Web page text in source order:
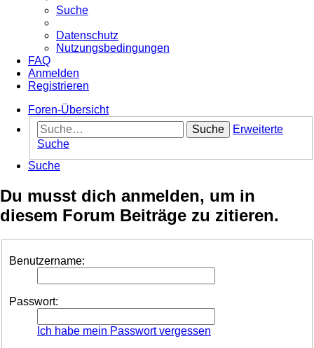
Suche
Datenschutz
Nutzungsbedingungen
FAQ
Anmelden
Registrieren
Foren-Übersicht
Suche
Erweiterte
Suche
Suche
Du musst dich anmelden, um in
diesem Forum Beiträge zu zitieren.
Benutzername:
Passwort:
Ich habe mein Passwort vergessen